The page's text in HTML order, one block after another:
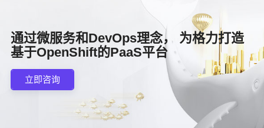
通过微服务和DevOps理念， 为格力打造
基于OpenShift的PaaS平台
立即咨询